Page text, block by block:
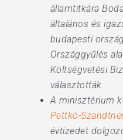
államtitkára
általános és
budapesti
Országgyűlés
Költségvetési
választották.
A minisztérium
Pettkó-
évtizedet